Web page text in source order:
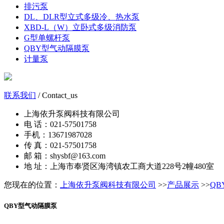
排污泵
DL、DLR型立式多级冷、热水泵
XBD-L（W）立卧式多级消防泵
G型单螺杆泵
QBY型气动隔膜泵
计量泵
联系我们 / Contact_us
上海依升泵阀科技有限公司
电 话：021-57501758
手机：13671987028
传 真：021-57501758
邮 箱：shysbf@163.com
地 址：上海市奉贤区海湾镇农工商大道228号2幢480室
您现在的位置： 上海依升泵阀科技有限公司 >>产品展示 >>
QBY型气动隔膜泵